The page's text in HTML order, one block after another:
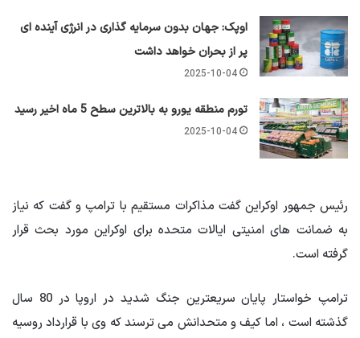
اوپک: جهان بدون سرمایه گذاری در انرژی آینده ای
پر از بحران خواهد داشت
2025-10-04
تورم منطقه یورو به بالاترین سطح 5 ماه اخیر رسید
2025-10-04
رئیس جمهور اوکراین گفت مذاکرات مستقیم با ترامپ و گفت که نیاز
به ضمانت های امنیتی ایالات متحده برای اوکراین مورد بحث قرار
گرفته است.
ترامپ خواستار پایان سریعترین جنگ شدید در اروپا در 80 سال
گذشته است ، اما کیف و متحدانش می ترسند که وی با قرارداد روسیه